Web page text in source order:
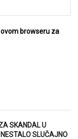
browseru za
SKANDAL U
SLUČAJNO